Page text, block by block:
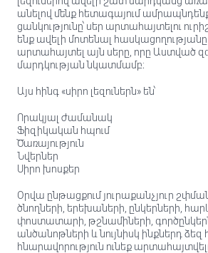
անելով մենք հետագայում
ցանկությունը՝ սեր արտահայտելու
ենք ավելի մոտենալ
արտահայտել այն սերը, որը Աստված
մարդկության նկատմամբ։
Այս հինգ «սիրո լեզուներն» են՝
Որակյալ ժամանակ
Ֆիզիկական հպում
Ծառայություն
Նվերներ
Սիրո խոսքեր
Օրվա ընթացքում յուրաքանչյուր
ծնողների, երեխաների, ընկերների,
փոստատարի, թշնամիների,
անծանոթների և նույնիսկ ինքներդ ձեզ
հնարավորություն ունեք